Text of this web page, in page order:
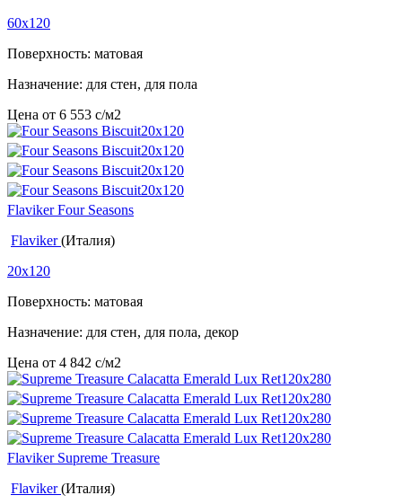
60x120
Поверхность: матовая
Назначение: для стен, для пола
Цена от 6 553 c/м2
Flaviker Four Seasons
Flaviker(Италия)
20x120
Поверхность: матовая
Назначение: для стен, для пола, декор
Цена от 4 842 c/м2
Flaviker Supreme Treasure
Flaviker(Италия)